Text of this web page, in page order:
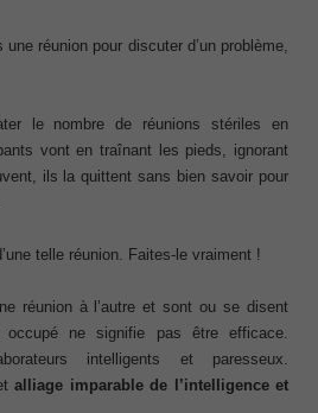
réunion pour discuter d’un problème,
le nombre de réunions stériles en
vont en traînant les pieds, ignorant
ils la quittent sans bien savoir pour
telle réunion. Faites-le vraiment !
réunion à l’autre et sont ou se disent
ne signifie pas être efficace.
intelligents et paresseux.
alliage imparable de l’intelligence et